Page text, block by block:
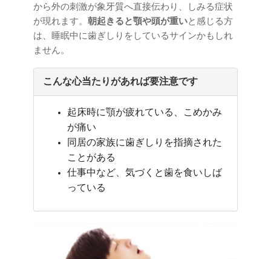
から外の刺激が象牙質へ直接伝わり、しみる症状
が現れます。 朝起きると顎や頭が重いと感じる方
は、睡眠中に歯ぎしりをしているサインかもしれ
ません。
こんな心当たりがあれば要注意です
起床時に顎が疲れている、こめかみ
が痛い
同居の家族に歯ぎしりを指摘された
ことがある
仕事中など、気づくと歯を食いしば
っている